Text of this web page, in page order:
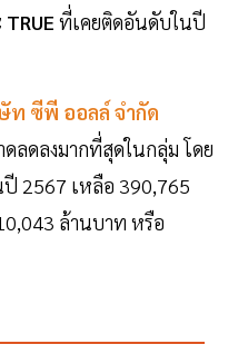
TRUE ที่เคยติดอันดับในปี
ท ซีพี ออลล์ จำกัด
ลดลงมากที่สุดในกลุ่ม โดย
2567 เหลือ 390,765
ล้านบาท หรือ